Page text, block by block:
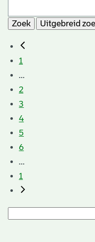
Zoek
Uitgebreid
1
...
2
3
4
5
6
...
1